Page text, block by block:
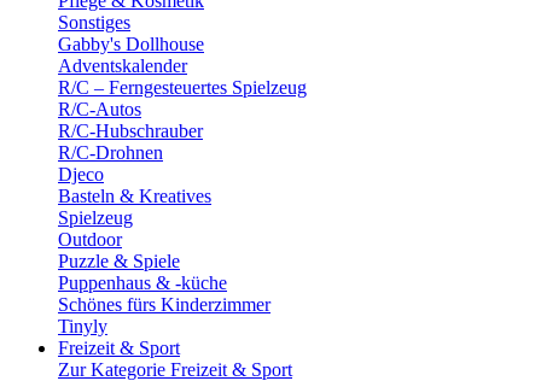
Sonstiges
Gabby's Dollhouse
Adventskalender
R/C – Ferngesteuertes Spielzeug
R/C-Autos
R/C-Hubschrauber
R/C-Drohnen
Djeco
Basteln & Kreatives
Spielzeug
Outdoor
Puzzle & Spiele
Puppenhaus & -küche
Schönes fürs Kinderzimmer
Tinyly
Freizeit & Sport
Zur Kategorie Freizeit & Sport